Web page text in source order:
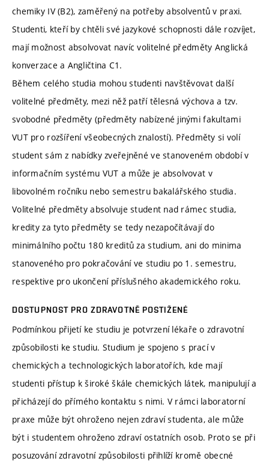
chemiky IV (B2), zaměřený na potřeby absolventů v praxi.
Studenti, kteří by chtěli své jazykové schopnosti dále rozvíjet,
mají možnost absolvovat navíc volitelné předměty Anglická
konverzace a Angličtina C1.
Během celého studia mohou studenti navštěvovat další
volitelné předměty, mezi něž patří tělesná výchova a tzv.
svobodné předměty (předměty nabízené jinými fakultami
VUT pro rozšíření všeobecných znalostí). Předměty si volí
student sám z nabídky zveřejněné ve stanoveném období v
informačním systému VUT a může je absolvovat v
libovolném ročníku nebo semestru bakalářského studia.
Volitelné předměty absolvuje student nad rámec studia,
kredity za tyto předměty se tedy nezapočítávají do
minimálního počtu 180 kreditů za studium, ani do minima
stanoveného pro pokračování ve studiu po 1. semestru,
respektive pro ukončení příslušného akademického roku.
DOSTUPNOST PRO ZDRAVOTNĚ POSTIŽENÉ
Podmínkou přijetí ke studiu je potvrzení lékaře o zdravotní
způsobilosti ke studiu. Studium je spojeno s prací v
chemických a technologických laboratořích, kde mají
studenti přístup k široké škále chemických látek, manipulují a
přicházejí do přímého kontaktu s nimi. V rámci laboratorní
praxe může být ohroženo nejen zdraví studenta, ale může
být i studentem ohroženo zdraví ostatních osob. Proto se při
posuzování zdravotní způsobilosti přihlíží kromě obecné